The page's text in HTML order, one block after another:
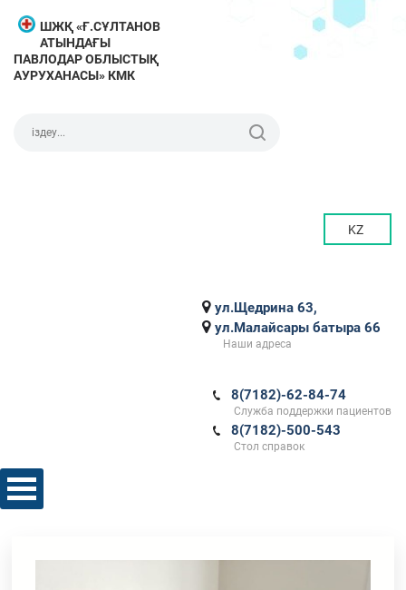
ШЖҚ «Ғ.СҰЛТАНОВ
АТЫНДАҒЫ
ПАВЛОДАР ОБЛЫСТЫҚ
АУРУХАНАСЫ» КМК
KZ
ул.Щедрина 63,
ул.Малайсары батыра 66
Наши адреса
8(7182)-62-84-74
Служба поддержки пациентов
8(7182)-500-543
Стол справок